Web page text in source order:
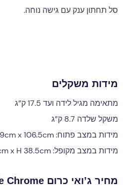
סל תחתון ענק עם גישה נוחה.
מידות משקלים
מתאימה מגיל לידה ועד 17.5 ק”ג
משקל שלדה 8.7 ק”ג
מידות במצב פתוח: l 87cm x w 59cm x 106.5cm
מידות במצב מקופל: L88.5cm x W 59cm x H 38.5cm
מחיר ג’ואי כרום Joie Chrome